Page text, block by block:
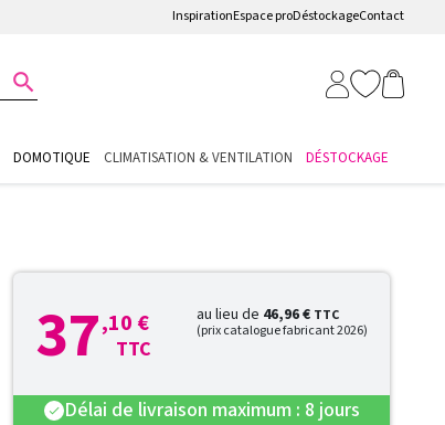
InspirationEspace proDéstockageContact

DOMOTIQUE CLIMATISATION & VENTILATION DÉSTOCKAGE
37,10 €
TTC
au lieu de 46,96 € TTC
(prix catalogue fabricant 2026)
check Délai de livraison maximum : 8 jours